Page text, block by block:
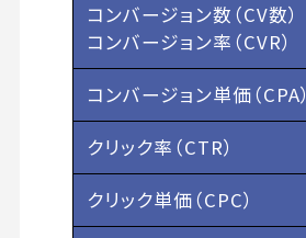
コンバージョン数（CV数）
コンバージョン率（CVR）
コンバージョン単価（CPA）
クリック率（CTR）
クリック単価（CPC）